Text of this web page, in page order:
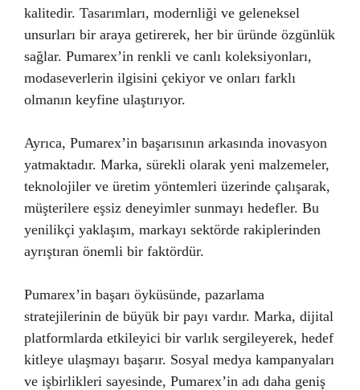
kalitedir. Tasarımları, modernliği ve geleneksel
unsurları bir araya getirerek, her bir üründe özgünlük
sağlar. Pumarex’in renkli ve canlı koleksiyonları,
modaseverlerin ilgisini çekiyor ve onları farklı
olmanın keyfine ulaştırıyor.
Ayrıca, Pumarex’in başarısının arkasında inovasyon
yatmaktadır. Marka, sürekli olarak yeni malzemeler,
teknolojiler ve üretim yöntemleri üzerinde çalışarak,
müşterilere eşsiz deneyimler sunmayı hedefler. Bu
yenilikçi yaklaşım, markayı sektörde rakiplerinden
ayrıştıran önemli bir faktördür.
Pumarex’in başarı öyküsünde, pazarlama
stratejilerinin de büyük bir payı vardır. Marka, dijital
platformlarda etkileyici bir varlık sergileyerek, hedef
kitleye ulaşmayı başarır. Sosyal medya kampanyaları
ve işbirlikleri sayesinde, Pumarex’in adı daha geniş